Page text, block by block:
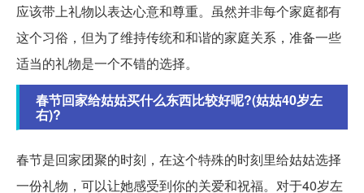
应该带上礼物以表达心意和尊重。虽然并非每个家庭都有
这个习俗，但为了维持传统和和谐的家庭关系，准备一些
适当的礼物是一个不错的选择。
春节回家给姑姑买什么东西比较好呢?(姑姑40岁左
右)?
春节是回家团聚的时刻，在这个特殊的时刻里给姑姑选择
一份礼物，可以让她感受到你的关爱和祝福。对于40岁左